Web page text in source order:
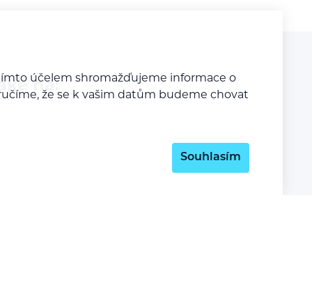
na:
účelem shromažďujeme informace o
že se k vašim datům budeme chovat
Souhlasím